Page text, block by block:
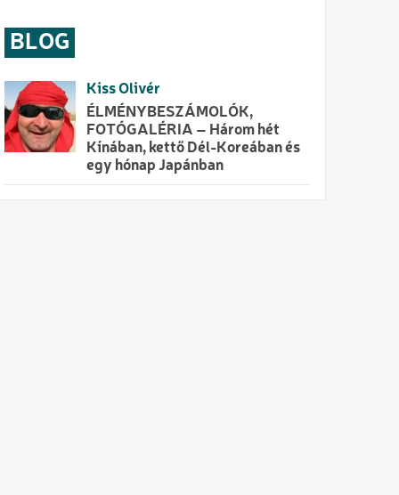
BLOG
Kiss Olivér
ÉLMÉNYBESZÁMOLÓK,
FOTÓGALÉRIA – Három hét
Kínában, kettő Dél-Koreában és
egy hónap Japánban